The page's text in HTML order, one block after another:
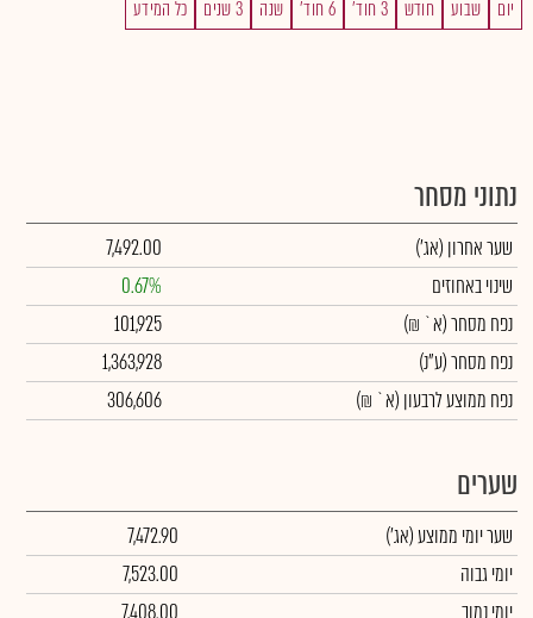
יום שבוע חודש 3 חוד' 6 חוד' שנה 3 שנים כל המידע
נתוני מסחר
שער אחרון (אג')
7,492.00
שינוי באחוזים
0.67%
נפח מסחר(א` ₪)
101,925
נפח מסחר(ע"נ)
1,363,928
נפח ממוצע לרבעון (א` ₪)
306,606
שערים
שער יומי ממוצע(אג')
7,472.90
יומי גבוה
7,523.00